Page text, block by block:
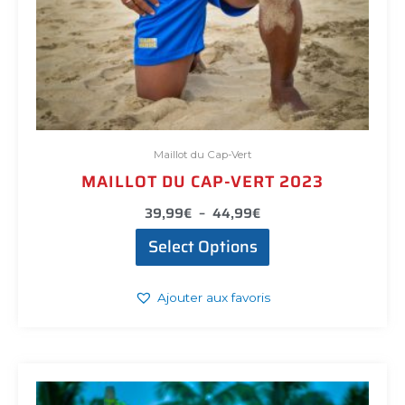
Maillot du Cap-Vert
MAILLOT DU CAP-VERT 2023
39,99€ – 44,99€
Select Options
Ajouter aux favoris
produit